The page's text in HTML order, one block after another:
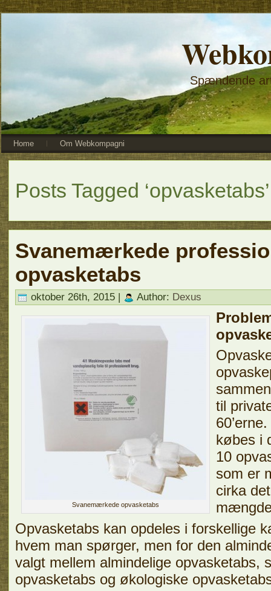
Spændende
Home Om Webkompagni
Posts Tagged ‘opvasketabs’
Svanemærkede
opvasketabs
oktober 26th, 2015 | Author: Dexus
Svanemærkede opvasketabs
til
købes i
10
som er
cirka
Opvasketabs kan opdeles i forskellige
hvem man spørger, men for den
valgt mellem almindelige opvasketabs,
opvasketabs og økologiske